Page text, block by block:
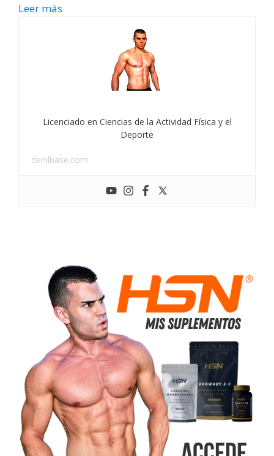
Leer más
Licenciado en Ciencias de la Actividad Física y el
Deporte
denilbase.com